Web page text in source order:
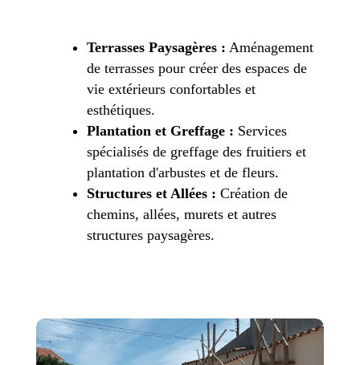
Terrasses Paysagères : Aménagement
de terrasses pour créer des espaces de
vie extérieurs confortables et
esthétiques.
Plantation et Greffage : Services
spécialisés de greffage des fruitiers et
plantation d'arbustes et de fleurs.
Structures et Allées : Création de
chemins, allées, murets et autres
structures paysagères.